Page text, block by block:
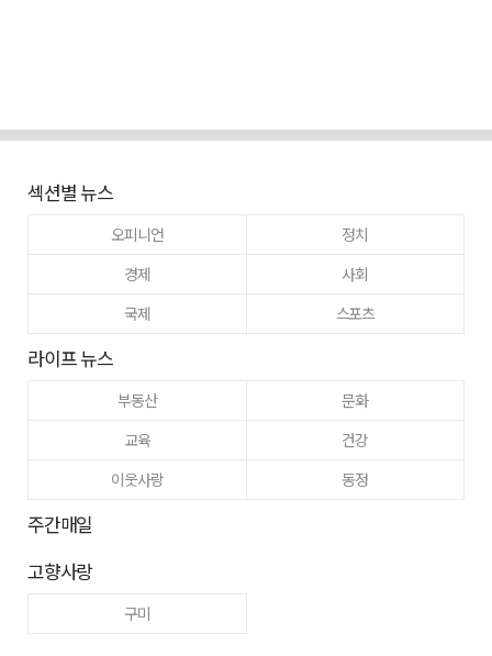
섹션별 뉴스
오피니언
정치
경제
사회
국제
스포츠
라이프 뉴스
부동산
문화
교육
건강
이웃사랑
동정
주간매일
고향사랑
구미